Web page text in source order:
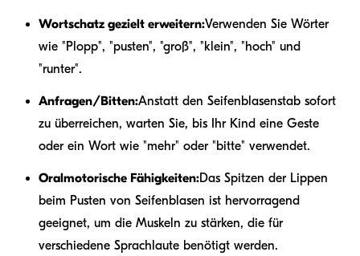
Wortschatz gezielt erweitern:Verwenden Sie Wörter
wie "Plopp", "pusten", "groß", "klein", "hoch" und
"runter".
Anfragen/Bitten:Anstatt den Seifenblasenstab sofort
zu überreichen, warten Sie, bis Ihr Kind eine Geste
oder ein Wort wie "mehr" oder "bitte" verwendet.
Oralmotorische Fähigkeiten:Das Spitzen der Lippen
beim Pusten von Seifenblasen ist hervorragend
geeignet, um die Muskeln zu stärken, die für
verschiedene Sprachlaute benötigt werden.